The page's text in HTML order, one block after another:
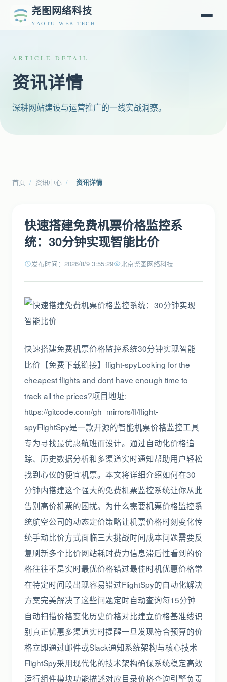
尧图网络科技
YAOTU WEB TECH
ARTICLE DETAIL
资讯详情
深耕网站建设与运营推广的一线实战洞察。
首页 / 资讯中心 / 资讯详情
快速搭建免费机票价格监控系
统：30分钟实现智能比价
发布时间：2026/8/9 3:55:29 北京尧图网络科技
快速搭建免费机票价格监控系统30分钟实现智能
比价【免费下载链接】flight-spyLooking for the
cheapest flights and dont have enough time to
track all the prices?项目地址:
https://gitcode.com/gh_mirrors/fl/flight-
spyFlightSpy是一款开源的智能机票价格监控工具
专为寻找最优惠航班而设计。通过自动化价格追
踪、历史数据分析和多渠道实时通知帮助用户轻松
找到心仪的便宜机票。本文将详细介绍如何在30
分钟内搭建这个强大的免费机票监控系统让你从此
告别高价机票的困扰。为什么需要机票价格监控系
统航空公司的动态定价策略让机票价格时刻变化传
统手动比价方式面临三大挑战时间成本问题需要反
复刷新多个比价网站耗时费力信息滞后性看到的价
格往往不是实时最优价格错过最佳时机优惠价格常
在特定时间段出现容易错过FlightSpy的自动化解决
方案完美解决了这些问题定时自动查询每15分钟
自动扫描价格变化历史价格对比建立价格基准线识
别真正优惠多渠道实时提醒一旦发现符合预算的价
格立即通过邮件或Slack通知系统架构与核心技术
FlightSpy采用现代化的技术架构确保系统稳定高效
运行组件模块功能描述对应目录价格查询引擎负责